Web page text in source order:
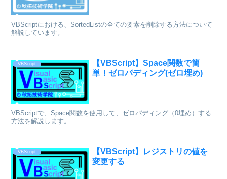
VBScriptにおける、SortedListの全ての要素を削除する方法について
解説しています。
VBScript
【VBScript】Space関数で簡
単！ゼロパディング(ゼロ埋め)
VBScriptで、Space関数を使用して、ゼロパディング（0埋め）する
方法を解説します。
VBScript
【VBScript】レジストリの値を
変更する